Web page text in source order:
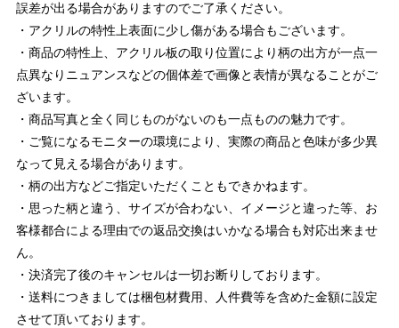
誤差が出る場合がありますのでご了承ください。
・アクリルの特性上表面に少し傷がある場合もございます。
・商品の特性上、アクリル板の取り位置により柄の出方が一点一
点異なりニュアンスなどの個体差で画像と表情が異なることがご
ざいます。
・商品写真と全く同じものがないのも一点ものの魅力です。
・ご覧になるモニターの環境により、実際の商品と色味が多少異
なって見える場合があります。
・柄の出方などご指定いただくこともできかねます。
・思った柄と違う、サイズが合わない、イメージと違った等、お
客様都合による理由での返品交換はいかなる場合も対応出来ませ
ん。
・決済完了後のキャンセルは一切お断りしております。
・送料につきましては梱包材費用、人件費等を含めた金額に設定
させて頂いております。